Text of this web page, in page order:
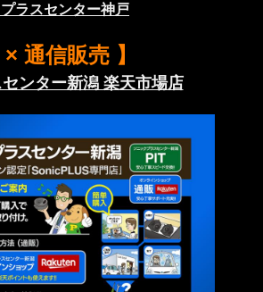
ラスセンター神戸
× 通信販売 】
ンター新潟 楽天市場店